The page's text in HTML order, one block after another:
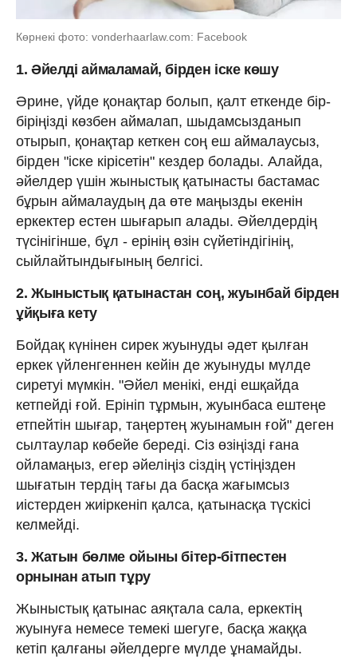
Көрнекі фото: vonderhaarlaw.com: Facebook
1. Әйелді аймаламай, бірден іске көшу
Әрине, үйде қонақтар болып, қалт еткенде бір-
біріңізді көзбен аймалап, шыдамсызданып
отырып, қонақтар кеткен соң еш аймалаусыз,
бірден "іске кірісетін" кездер болады. Алайда,
әйелдер үшін жыныстық қатынасты бастамас
бұрын аймалаудың да өте маңызды екенін
еркектер естен шығарып алады. Әйелдердің
түсінігінше, бұл - ерінің өзін сүйетіндігінің,
сыйлайтындығының белгісі.
2. Жыныстық қатынастан соң, жуынбай бірден
ұйқыға кету
Бойдақ күнінен сирек жуынуды әдет қылған
еркек үйленгеннен кейін де жуынуды мүлде
сиретуі мүмкін. "Әйел менікі, енді ешқайда
кетпейді ғой. Ерініп тұрмын, жуынбаса ештеңе
етпейтін шығар, таңертең жуынамын ғой" деген
сылтаулар көбейе береді. Сіз өзіңізді ғана
ойламаңыз, егер әйеліңіз сіздің үстіңізден
шығатын тердің тағы да басқа жағымсыз
иістерден жиіркеніп қалса, қатынасқа түскісі
келмейді.
3. Жатын бөлме ойыны бітер-бітпестен
орнынан атып тұру
Жыныстық қатынас аяқтала сала, еркектің
жуынуға немесе темекі шегуге, басқа жаққа
кетіп қалғаны әйелдерге мүлде ұнамайды.